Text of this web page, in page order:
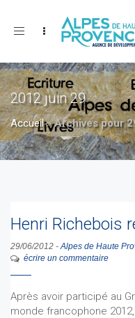
Toggle
2012 juin 29
Accueil»Archives pour
Henri Richebois
29/06/2012 -Alpes de Haute
écrire un commentaire
Après avoir participé au
monde francophone